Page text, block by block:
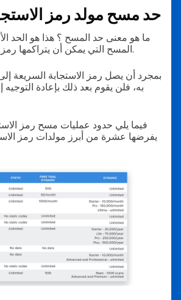
حد مسح مولد رمز
ما هو معنى حد المسح ؟ هذا هو الحد
المسح التي يمكن أن يتراكمها رمز الاستجابة السريعة.
بمجرد أن يصل رمز الاستجابة السريعة
به، فلن يقوم بعد ذلك بإعادة
فيما يلي حدود عمليات مسح رمز
يفرضها عشرة من أبرز مولدات رمز